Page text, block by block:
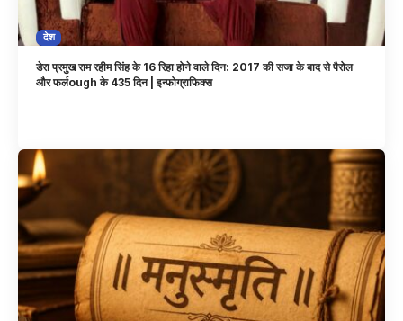
देश
डेरा प्रमुख राम रहीम सिंह के 16 रिहा होने वाले दिन: 2017 की सजा के बाद से पैरोल
और फर्लough के 435 दिन | इन्फोग्राफिक्स